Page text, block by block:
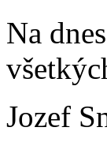
Na
Jozef